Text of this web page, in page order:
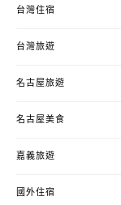
台灣住宿
台灣旅遊
名古屋旅遊
名古屋美食
嘉義旅遊
國外住宿